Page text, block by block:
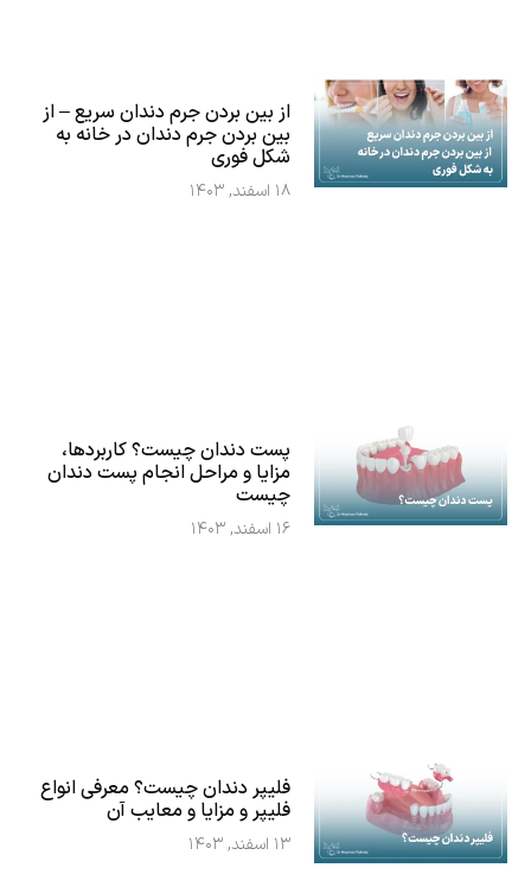
از بین بردن جرم دندان سریع – از
بین بردن جرم دندان در خانه به
شکل فوری
۱۸ اسفند, ۱۴۰۳
پست دندان چیست؟ کاربردها،
مزایا و مراحل انجام پست دندان
چیست
۱۶ اسفند, ۱۴۰۳
فلیپر دندان چیست؟ معرفی انواع
فلیپر و مزایا و معایب آن
۱۳ اسفند, ۱۴۰۳